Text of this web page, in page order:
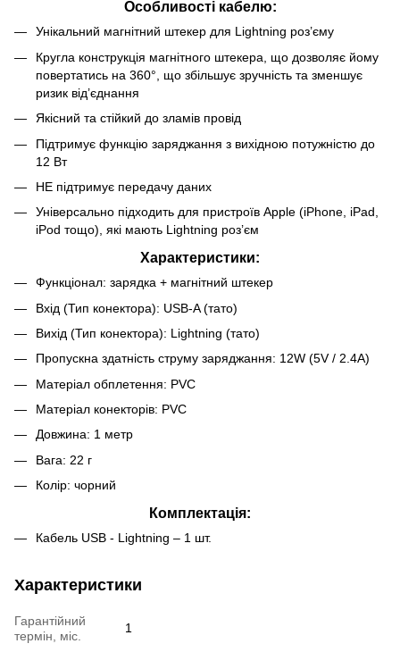
Особливості кабелю:
Унікальний магнітний штекер для Lightning роз’єму
Кругла конструкція магнітного штекера, що дозволяє йому
повертатись на 360°, що збільшує зручність та зменшує
ризик від’єднання
Якісний та стійкий до зламів провід
Підтримує функцію заряджання з вихідною потужністю до
12 Вт
НЕ підтримує передачу даних
Універсально підходить для пристроїв Apple (iPhone, iPad,
iPod тощо), які мають Lightning роз’єм
Характеристики:
Функціонал: зарядка + магнітний штекер
Вхід (Тип конектора): USB-A (тато)
Вихід (Тип конектора): Lightning (тато)
Пропускна здатність струму заряджання: 12W (5V / 2.4A)
Матеріал обплетення: PVC
Матеріал конекторів: PVC
Довжина: 1 метр
Вага: 22 г
Колір: чорний
Комплектація:
Кабель USB - Lightning – 1 шт.
Характеристики
Гарантійний
термін, міс.
1